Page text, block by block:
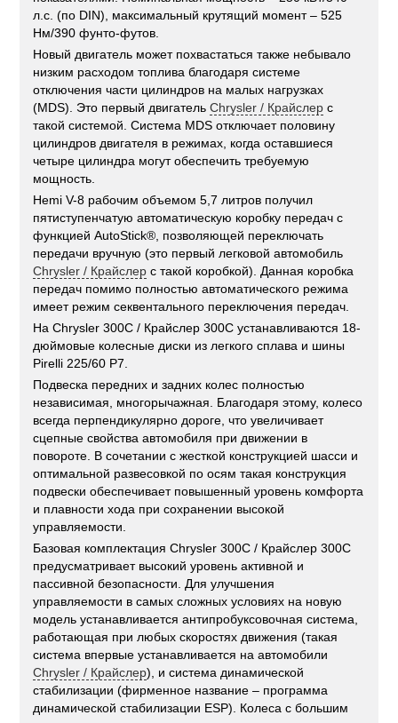
л.с. (по DIN), максимальный крутящий момент – 525
Нм/390 фунто-футов.
Новый двигатель может похвастаться также небывало
низким расходом топлива благодаря системе
отключения части цилиндров на малых нагрузках
(MDS). Это первый двигательChrysler / Крайслер с
такой системой. Система MDS отключает половину
цилиндров двигателя в режимах, когда оставшиеся
четыре цилиндра могут обеспечить требуемую
мощность.
Hemi V-8 рабочим объемом 5,7 литров получил
пятиступенчатую автоматическую коробку передач с
функцией AutoStick®, позволяющей переключать
передачи вручную (это первый легковой автомобиль
Chrysler / Крайслер с такой коробкой). Данная коробка
передач помимо полностью автоматического режима
имеет режим секвентального переключения передач.
На Chrysler 300C / Крайслер 300С устанавливаются 18-
дюймовые колесные диски из легкого сплава и шины
Pirelli 225/60 P7.
Подвеска передних и задних колес полностью
независимая, многорычажная. Благодаря этому, колесо
всегда перпендикулярно дороге, что увеличивает
сцепные свойства автомобиля при движении в
повороте. В сочетании с жесткой конструкцией шасси и
оптимальной развесовкой по осям такая конструкция
подвески обеспечивает повышенный уровень комфорта
и плавности хода при сохранении высокой
управляемости.
Базовая комплектация Chrysler 300C / Крайслер 300С
предусматривает высокий уровень активной и
пассивной безопасности. Для улучшения
управляемости в самых сложных условиях на новую
модель устанавливается антипробуксовочная система,
работающая при любых скоростях движения (такая
система впервые устанавливается на автомобили
Chrysler / Крайслер), и система динамической
стабилизации (фирменное название – программа
динамической стабилизации ESP). Колеса с большим